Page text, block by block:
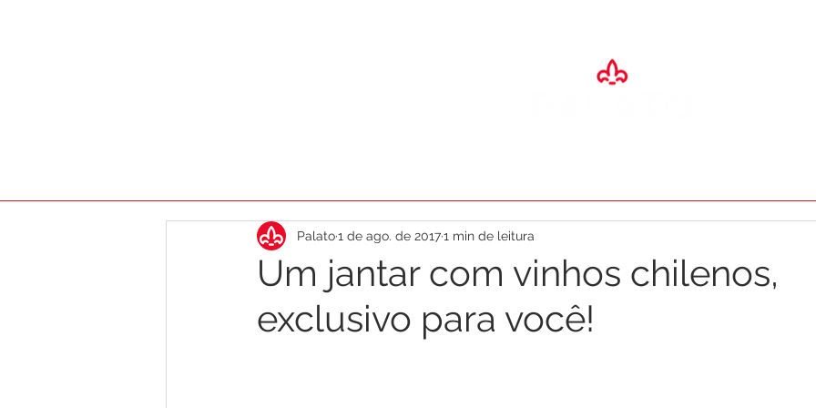
Um jantar com vinhos chilenos,
exclusivo para você!
Palato1 de ago. de 20171 min de leitura